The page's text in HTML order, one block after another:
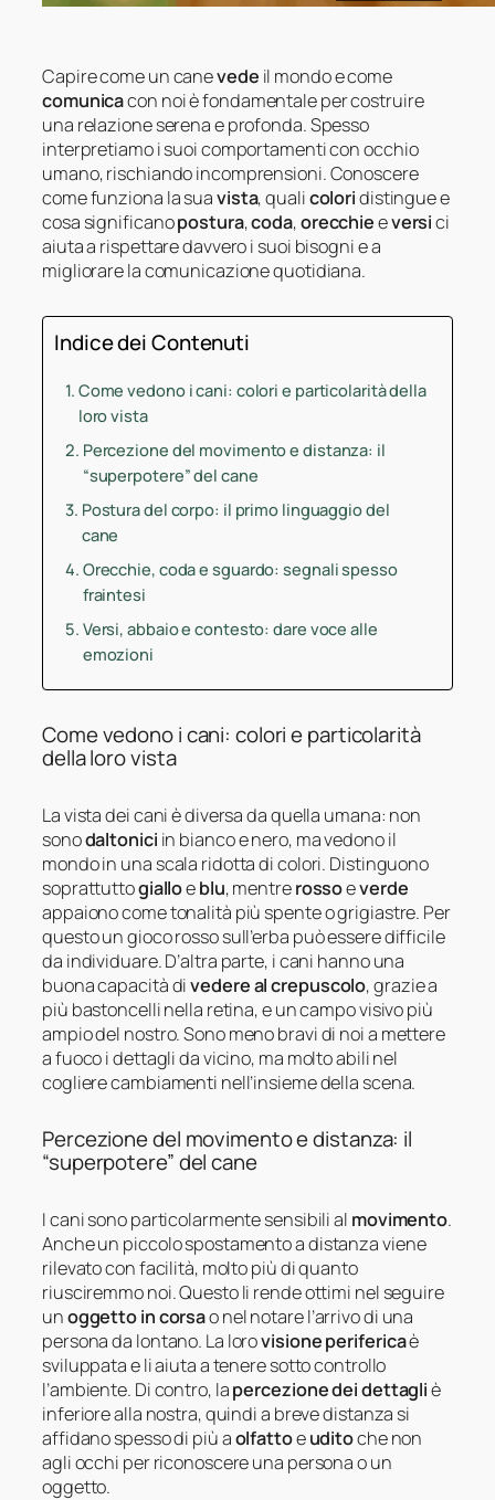
Capire come un canevede il mondo e come
comunicacon noi è fondamentale per costruire
una relazione serena e profonda. Spesso
interpretiamo i suoi comportamenti con occhio
umano, rischiando incomprensioni. Conoscere
come funziona la suavista, qualicoloridistingue e
cosa significanopostura,coda,orecchieeversici
aiuta a rispettare davvero i suoi bisogni e a
migliorare la comunicazione quotidiana.
Indice dei Contenuti
Come vedono i cani: colori e particolarità della
loro vista
Percezione del movimento e distanza: il
“superpotere” del cane
Postura del corpo: il primo linguaggio del
cane
Orecchie, coda e sguardo: segnali spesso
fraintesi
Versi, abbaio e contesto: dare voce alle
emozioni
Come vedono i cani: colori e particolarità
della loro vista
La vista dei cani è diversa da quella umana: non
sonodaltonici in bianco e nero, ma vedono il
mondo in una scala ridotta di colori. Distinguono
soprattuttogialloeblu, mentrerossoeverde
appaiono come tonalità più spente o grigiastre. Per
questo un gioco rosso sull’erba può essere difficile
da individuare. D’altra parte, i cani hanno una
buona capacità divedere al crepuscolo, grazie a
più bastoncelli nella retina, e un campo visivo più
ampio del nostro. Sono meno bravi di noi a mettere
a fuoco i dettagli da vicino, ma molto abili nel
cogliere cambiamenti nell’insieme della scena.
Percezione del movimento e distanza: il
“superpotere” del cane
I cani sono particolarmente sensibili al movimento.
Anche un piccolo spostamento a distanza viene
rilevato con facilità, molto più di quanto
riusciremmo noi. Questo li rende ottimi nel seguire
unoggetto in corsao nel notare l’arrivo di una
persona da lontano. La lorovisione perifericaè
sviluppata e li aiuta a tenere sotto controllo
l’ambiente. Di contro, lapercezione dei dettagliè
inferiore alla nostra, quindi a breve distanza si
affidano spesso di più aolfattoeuditoche non
agli occhi per riconoscere una persona o un
oggetto.